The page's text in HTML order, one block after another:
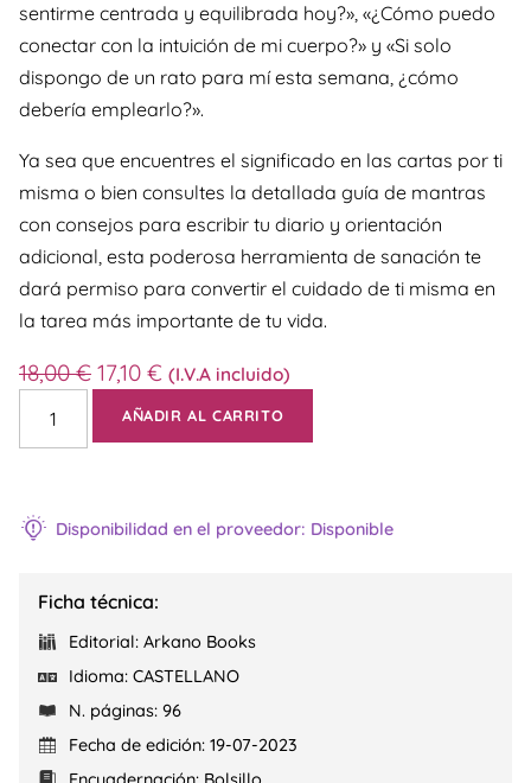
sentirme centrada y equilibrada hoy?», «¿Cómo puedo
conectar con la intuición de mi cuerpo?» y «Si solo
dispongo de un rato para mí esta semana, ¿cómo
debería emplearlo?».
Ya sea que encuentres el significado en las cartas por ti
misma o bien consultes la detallada guía de mantras
con consejos para escribir tu diario y orientación
adicional, esta poderosa herramienta de sanación te
dará permiso para convertir el cuidado de ti misma en
la tarea más importante de tu vida.
18,00€ 17,10 € (I.V.A incluido)
AÑADIR AL CARRITO
Disponibilidad en el proveedor: Disponible
Ficha técnica:
Editorial: Arkano Books
Idioma: CASTELLANO
N. páginas: 96
Fecha de edición: 19-07-2023